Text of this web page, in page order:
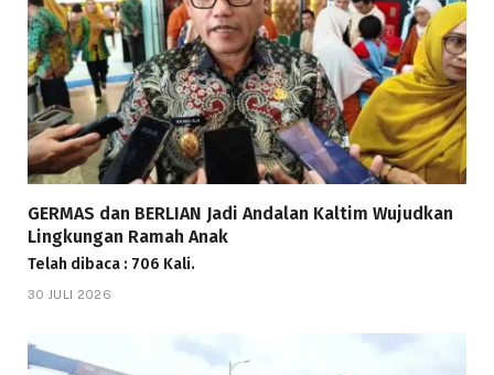
GERMAS dan BERLIAN Jadi Andalan Kaltim Wujudkan
Lingkungan Ramah Anak
Telah dibaca : 706 Kali.
30 JULI 2026